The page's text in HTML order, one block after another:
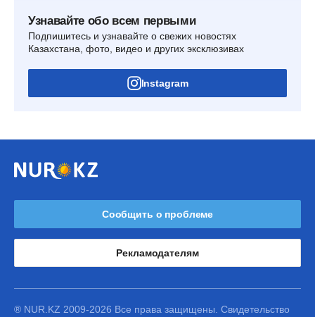
Узнавайте обо всем первыми
Подпишитесь и узнавайте о свежих новостях
Казахстана, фото, видео и других эксклюзивах
Instagram
Сообщить о проблеме
Рекламодателям
® NUR.KZ 2009-2026 Все права защищены. Свидетельство